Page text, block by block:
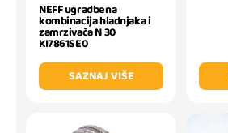
NEFF ugradbena
kombinacija hladnjaka i
zamrzivača N 30
KI7861SE0
SAZNAJ VIŠE